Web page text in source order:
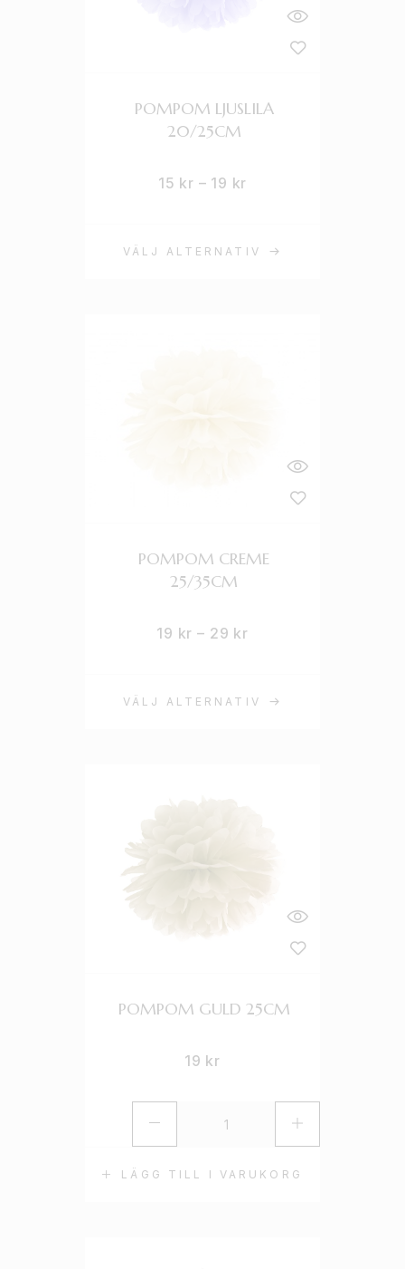
VÄLJ ALTERNATIV
POMPOM LJUSLILA
20/25CM
15 kr – 19 kr
VÄLJ ALTERNATIV
POMPOM CREME
25/35CM
19 kr – 29 kr
LÄGG TILL I VARUKORG
POMPOM GULD 25CM
19 kr